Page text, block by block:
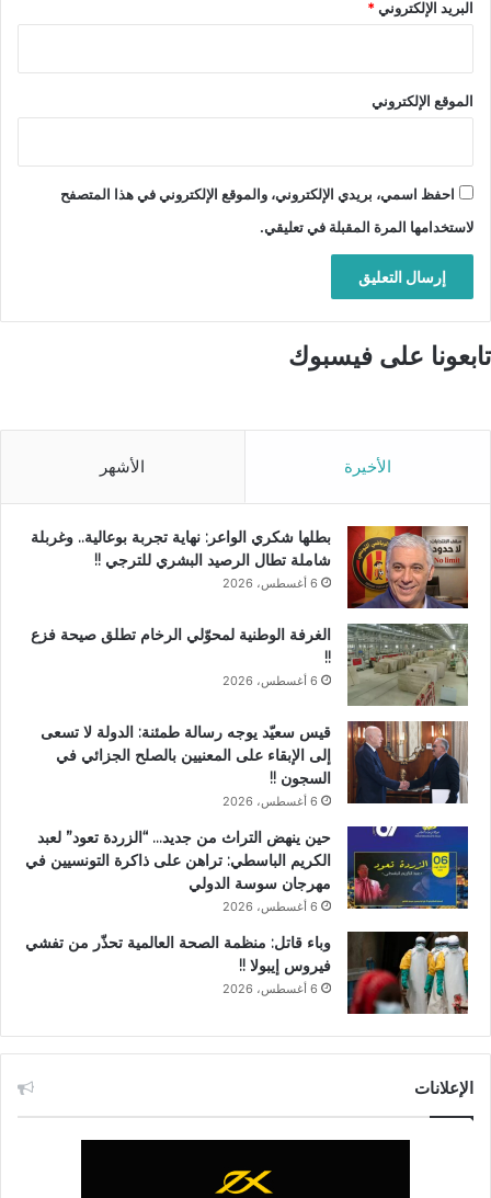
البريد الإلكتروني*
الموقع الإلكتروني
احفظ اسمي، بريدي الإلكتروني، والموقع الإلكتروني في هذا المتصفح
لاستخدامها المرة المقبلة في تعليقي.
تابعونا على فيسبوك
الأخيرة الأشهر
بطلها شكري الواعر: نهاية تجربة بوعالية.. وغربلة
شاملة تطال الرصيد البشري للترجي !!
6 أغسطس، 2026
الغرفة الوطنية لمحوّلي الرخام تطلق صيحة فزع
!!
6 أغسطس، 2026
قيس سعيّد يوجه رسالة طمئنة: الدولة لا تسعى
إلى الإبقاء على المعنيين بالصلح الجزائي في
السجون !!
6 أغسطس، 2026
حين ينهض التراث من جديد… “الزردة تعود” لعبد
الكريم الباسطي: تراهن على ذاكرة التونسيين في
مهرجان سوسة الدولي
6 أغسطس، 2026
وباء قاتل: منظمة الصحة العالمية تحذّر من تفشي
فيروس إيبولا !!
6 أغسطس، 2026
الإعلانات